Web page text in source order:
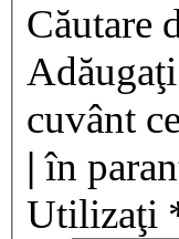
Căutare
Adăugaţi
cuvânt
| în
Utilizaţi